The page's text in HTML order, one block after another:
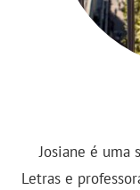
Josiane é uma
Letras e